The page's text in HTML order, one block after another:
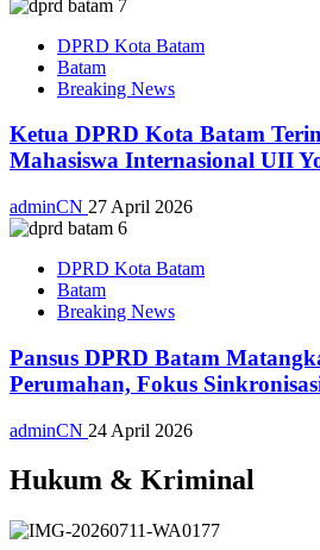
DPRD Kota Batam
Batam
Breaking News
Ketua DPRD Kota Batam
Mahasiswa Internasional UII
adminCN 27 April 2026
DPRD Kota Batam
Batam
Breaking News
Pansus DPRD Batam
Perumahan, Fokus
adminCN 24 April 2026
Hukum & Kriminal